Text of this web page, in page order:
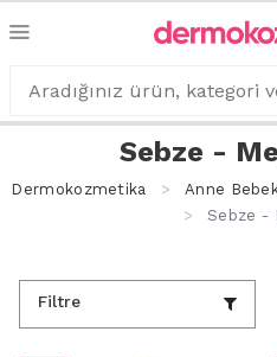
Sebze -
Dermokozmetika Anne
Sebze -
Filtre